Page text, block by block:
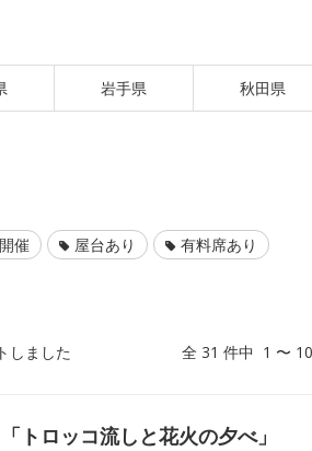
岩手県 秋田県
催 屋台あり
有料席あり
しました 全 31 件中 1 〜
トロッコ流しと花火の夕べ」